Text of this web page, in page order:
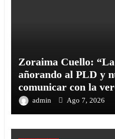
Zoraima Cuello: “La
añorando al PLD y
comunicar con la
evidencias
admin Ago 7, 2026